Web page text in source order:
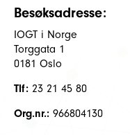
Besøksadresse:
IOGT i Norge
Torggata 1
0181 Oslo
Tlf: 23 21 45 80
Org.nr.: 966804130